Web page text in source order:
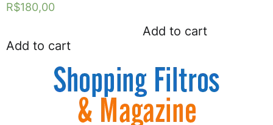
R$180,00
Add to cart
Add to cart